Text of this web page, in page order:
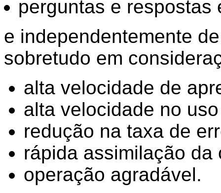
perguntas e respostas
e independentemente
sobretudo em
alta velocidade de
alta velocidade no
redução na taxa de
rápida assimilação
operação agradável.